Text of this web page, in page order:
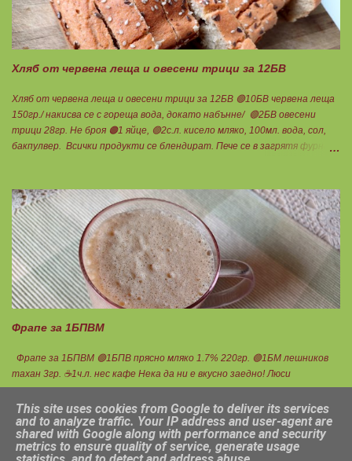
бисквитките и прибрах да стегне. Когато е готово добавям
сладкото... Нека да ни е вкусно заедно! Люси
Хляб от червена леща и овесени трици за 12БВ
Хляб от червена леща и овесени трици за 12БВ 🟢10БВ червена леща
150гр./ накисва се с гореща вода, докато набънне/ 🟢2БВ овесени
трици 28гр. Не броя 🟠1 яйце, 🟢2с.л. кисело мляко, 100мл. вода, сол,
бакпулвер. Всички продукти се блендират. Пече се в загрятя фурна
Фрапе за 1БПВМ
Фрапе за 1БПВМ 🟢1БПВ прясно мляко 1.7% 220гр. 🟢1БМ лешников
тахан 3гр. ☕1ч.л. нес кафе Нека да ни е вкусно заедно! Люси
Предоставено от Blogger
This site uses cookies from Google to deliver its services
and to analyze traffic. Your IP address and user-agent are
shared with Google along with performance and security
metrics to ensure quality of service, generate usage